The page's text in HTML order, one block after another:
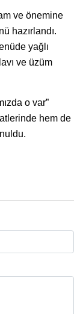
ve önemine
hazırlandı.
yağlı
ve üzüm
o var”
hem de